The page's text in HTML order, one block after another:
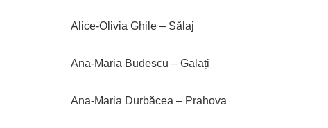
Alice-Olivia Ghile – Sălaj
Ana-Maria Budescu – Galați
Ana-Maria Durbăcea – Prahova